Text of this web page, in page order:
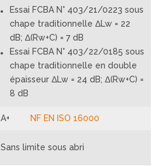
Essai FCBA N° 403/21/0223 sous
chape traditionnelle ΔLw = 22
dB; Δ(Rw+C) = 7 dB
Essai FCBA N° 403/22/0185 sous
chape traditionnelle en double
épaisseur ΔLw = 24 dB; Δ(Rw+C) =
8 dB
A+ NF EN ISO 16000
Sans limite sous abri